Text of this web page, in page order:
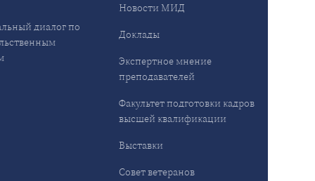
диалог по
Новости МИД
Доклады
Экспертное мнение
преподавателей
Факультет подготовки кадров
высшей квалификации
Выставки
Совет ветеранов